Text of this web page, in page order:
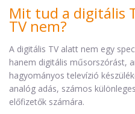
Mit tud a digitális
TV nem?
A digitális TV alatt nem egy
hanem digitális műsorszórást,
hagyományos televízió
analóg adás, számos
előfizetők számára.